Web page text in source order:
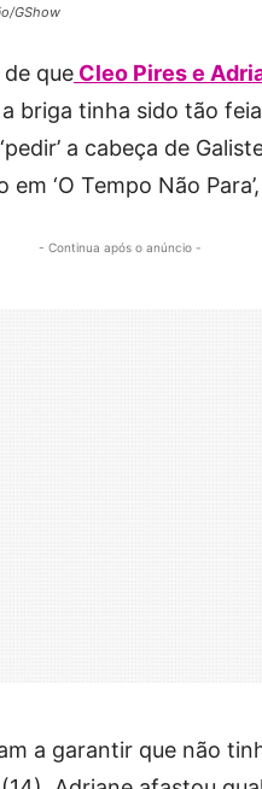
GShow
que Cleo Pirese
briga tinha sido tão
a cabeça de
‘O Tempo Não
- Continua após o anúncio -
a garantir que não